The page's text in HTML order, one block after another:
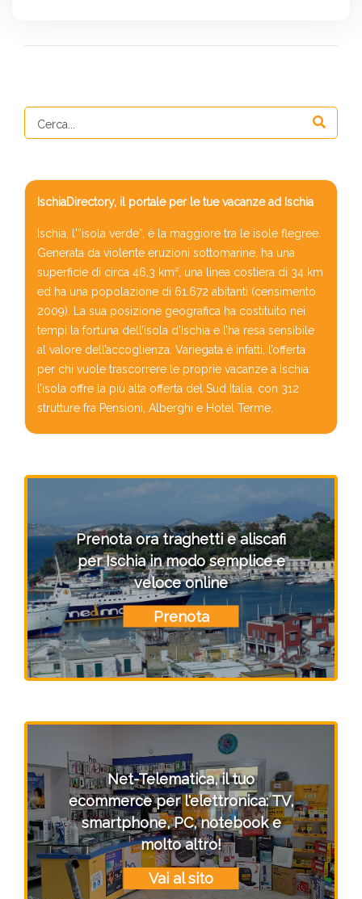
IschiaDirectory, il portale per le tue vacanze ad Ischia
Ischia, l'”isola verde”, è la maggiore tra le isole flegree.
Generata da violente eruzioni sottomarine, ha una
superficie di circa 46,3 km², una linea costiera di 34 km
ed ha una popolazione di 61.672 abitanti (censimento
2009). La sua posizione geografica ha costituito nei
tempi la fortuna dell’isola d’Ischia e l’ha resa sensibile
al valore dell’accoglienza. Variegata é infatti, l’offerta
per chi vuole trascorrere le proprie vacanze a Ischia:
l’isola offre la più alta offerta del Sud Italia, con 312
strutture fra Pensioni, Alberghi e Hotel Terme.
Prenota ora traghetti e aliscafi
per Ischia in modo semplice e
veloce online
Prenota
Net-Telematica, il tuo
ecommerce per l'elettronica: TV,
smartphone, PC, notebook e
molto altro!
Vai al sito